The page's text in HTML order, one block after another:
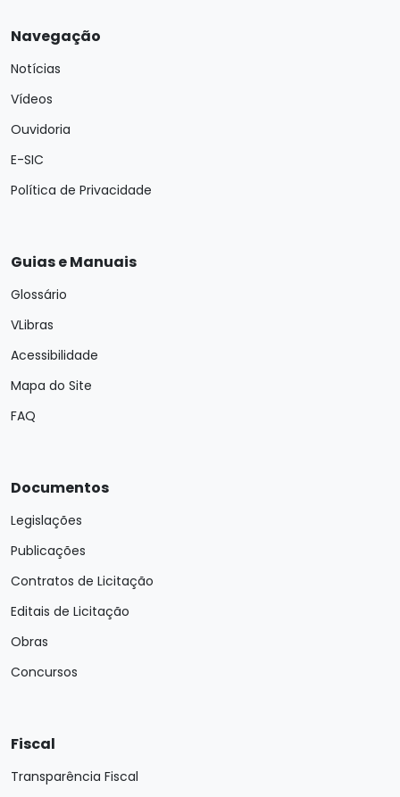
Navegação
Notícias
Vídeos
Ouvidoria
E-SIC
Política de Privacidade
Guias e Manuais
Glossário
VLibras
Acessibilidade
Mapa do Site
FAQ
Documentos
Legislações
Publicações
Contratos de Licitação
Editais de Licitação
Obras
Concursos
Fiscal
Transparência Fiscal